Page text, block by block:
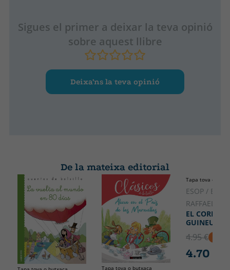
Sigues el primer a deixar la teva opinió
sobre aquest llibre
Deixa’ns la teva opinió
De la mateixa editorial
Tapa tova o butxaca
CATALÀ
Tapa tova o
ESOP /
RAFFAELLA
EL CORB I
GUINEU
4.95 €
4.70 €